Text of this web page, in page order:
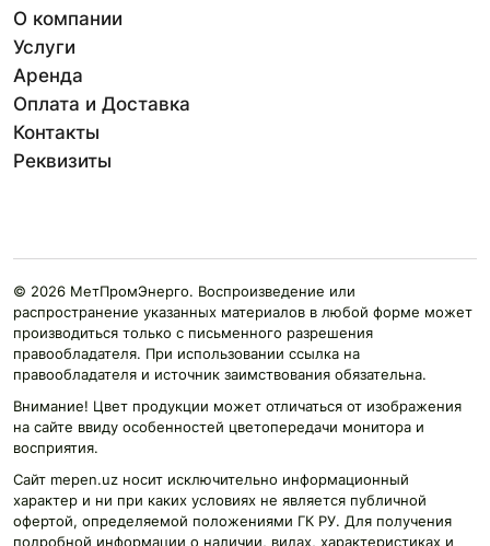
О компании
Услуги
Аренда
Оплата и Доставка
Контакты
Реквизиты
© 2026 МетПромЭнерго. Воспроизведение или
распространение указанных материалов в любой форме может
производиться только с письменного разрешения
правообладателя. При использовании ссылка на
правообладателя и источник заимствования обязательна.
Внимание! Цвет продукции может отличаться от изображения
на сайте ввиду особенностей цветопередачи монитора и
восприятия.
Сайт mepen.uz носит исключительно информационный
характер и ни при каких условиях не является публичной
офертой, определяемой положениями ГК РУ. Для получения
подробной информации о наличии, видах, характеристиках и